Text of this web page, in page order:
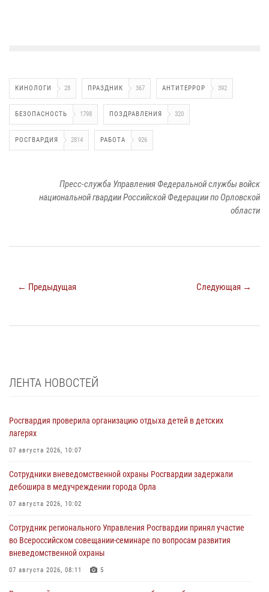
КИНОЛОГИ 28 ПРАЗДНИК 367 АНТИТЕРРОР 392
БЕЗОПАСНОСТЬ 1798 ПОЗДРАВЛЕНИЯ 320
РОСГВАРДИЯ 2814 РАБОТА 926
Пресс-служба Управления Федеральной службы войск
национальной гвардии Российской Федерации по Орловской
области
← Предыдущая Следующая →
ЛЕНТА НОВОСТЕЙ
Росгвардия проверила организацию отдыха детей в детских
лагерях
07 августа 2026, 10:07
Сотрудники вневедомственной охраны Росгвардии задержали
дебошира в медучреждении города Орла
07 августа 2026, 10:02
Сотрудник регионального Управления Росгвардии принял участие
во Всероссийском совещании-семинаре по вопросам развития
вневедомственной охраны
07 августа 2026, 08:11 5